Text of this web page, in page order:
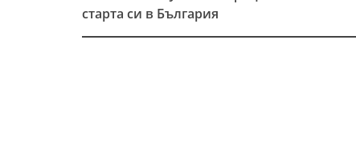
Post
navigation
старта си в България